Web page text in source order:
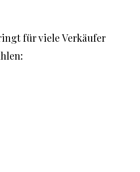
für viele Verkäufer